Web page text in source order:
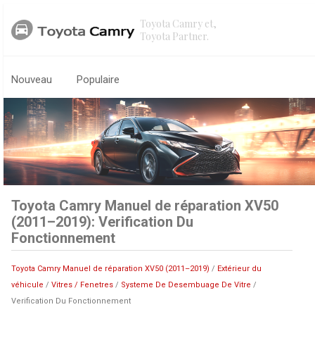
Toyota Camry et,
Toyota Partner.
Nouveau Populaire
Toyota Camry Manuel de réparation XV50
(2011–2019): Verification Du
Fonctionnement
Toyota Camry Manuel de réparation XV50 (2011–2019) / Extérieur du
véhicule /Vitres / Fenetres / Systeme De Desembuage De Vitre /
Verification Du Fonctionnement